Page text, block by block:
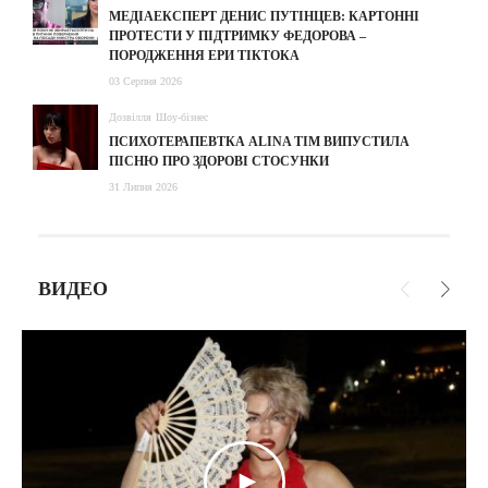
МЕДІАЕКСПЕРТ ДЕНИС ПУТІНЦЕВ: КАРТОННІ
ПРОТЕСТИ У ПІДТРИМКУ ФЕДОРОВА –
ПОРОДЖЕННЯ ЕРИ ТІКТОКА
03 Серпня 2026
Дозвілля Шоу-бізнес
ПСИХОТЕРАПЕВТКА ALINA TIM ВИПУСТИЛА
ПІСНЮ ПРО ЗДОРОВІ СТОСУНКИ
31 Липня 2026
ВИДЕО